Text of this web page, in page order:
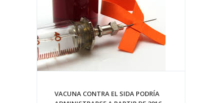
VACUNA CONTRA EL SIDA PODRÍA